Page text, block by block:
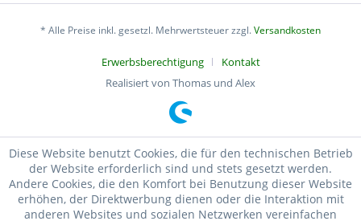
* Alle Preise inkl. gesetzl. Mehrwertsteuer zzgl.Versandkosten
Erwerbsberechtigung
Kontakt
Realisiert von Thomas und Alex
Diese Website benutzt Cookies, die für den technischen Betrieb
der Website erforderlich sind und stets gesetzt werden.
Andere Cookies, die den Komfort bei Benutzung dieser Website
erhöhen, der Direktwerbung dienen oder die Interaktion mit
anderen Websites und sozialen Netzwerken vereinfachen